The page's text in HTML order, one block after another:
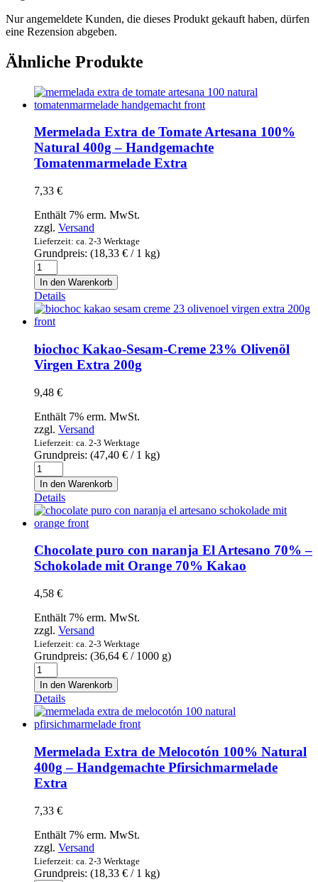
Nur angemeldete Kunden, die dieses Produkt gekauft haben, dürfen
eine Rezension abgeben.
Ähnliche Produkte
Mermelada Extra de Tomate Artesana 100%
Natural 400g – Handgemachte
Tomatenmarmelade Extra
7,33 €
Enthält 7% erm. MwSt.
zzgl. Versand
Lieferzeit: ca. 2-3 Werktage
Grundpreis: (18,33 € / 1 kg)
Mermelada
Extra
de
Tomate
Artesana
100%
Natural
400g
-
Tomatenmarmelade
Menge
In den Warenkorb
Details
biochoc Kakao-Sesam-Creme 23% Olivenöl
Virgen Extra 200g
9,48 €
Enthält 7% erm. MwSt.
zzgl. Versand
Lieferzeit: ca. 2-3 Werktage
Grundpreis: (47,40 € / 1 kg)
biochoc
Kakao-
Sesam-
Creme
23%
Olivenöl
Virgen
Extra
200g
In den Warenkorb
Details
Chocolate puro con naranja El Artesano 70% –
Schokolade mit Orange 70% Kakao
4,58 €
Enthält 7% erm. MwSt.
zzgl. Versand
Lieferzeit: ca. 2-3 Werktage
Grundpreis: (36,64 € / 1000 g)
Chocolate
puro
con
naranja
El
Artesano
70%
-
Schokolade
mit
70%
Menge
In den Warenkorb
Details
Mermelada Extra de Melocotón 100% Natural
400g – Handgemachte Pfirsichmarmelade
Extra
7,33 €
Enthält 7% erm. MwSt.
zzgl. Versand
Lieferzeit: ca. 2-3 Werktage
Grundpreis: (18,33 € / 1 kg)